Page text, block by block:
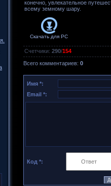
конечно, увлекательное
всему земному шару.
Скачать для PC
Счетчики: 290/154
Всего комментариев: 0
Имя *:
Email *:
Код *: